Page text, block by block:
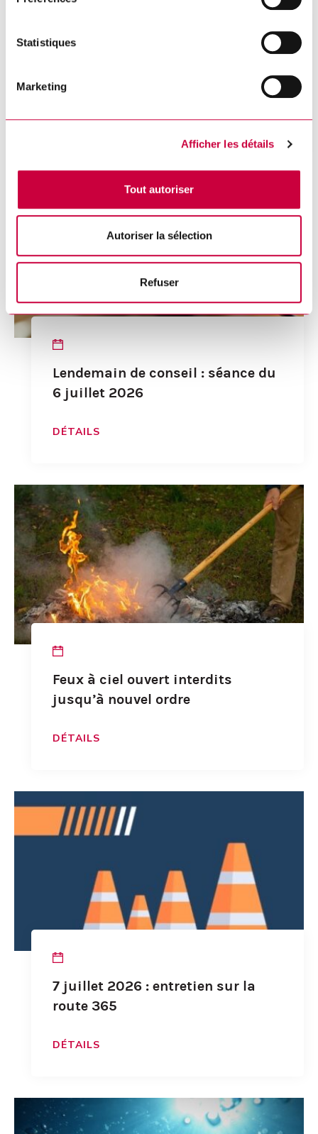
Statistiques
Marketing
Afficher les détails
Tout autoriser
Autoriser la sélection
Refuser
disponible
DÉTAILS
Lendemain de conseil : séance du
6 juillet 2026
DÉTAILS
Feux à ciel ouvert interdits
jusqu’à nouvel ordre
DÉTAILS
7 juillet 2026 : entretien sur la
route 365
DÉTAILS